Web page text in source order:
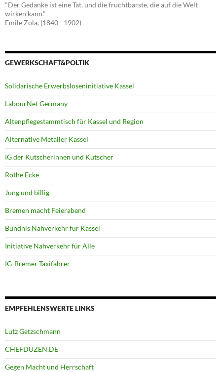
"Der Gedanke ist eine Tat, und die fruchtbarste, die auf die Welt
wirken kann."
Emile Zola, (1840 - 1902)
GEWERKSCHAFT&POLTIK
Solidarische Erwerbsloseninitiative Kassel
LabourNet Germany
Altenpflegestammtisch für Kassel und Region
Alternative Metaller Kassel
IG der Kutscherinnen und Kutscher
Rothe Ecke
Jung und billig
Bremen macht Feierabend
Bündnis Nahverkehr für Kassel
Initiative Nahverkehr für Alle
IG-Bremer Taxifahrer
EMPFEHLENSWERTE LINKS
Lutz Getzschmann
CHEFDUZEN.DE
Gegen Macht und Herrschaft